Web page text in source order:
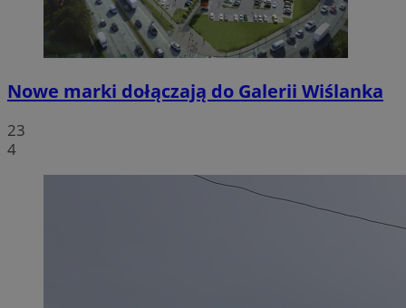
Nowe marki dołączają do Galerii Wiślanka
23
4